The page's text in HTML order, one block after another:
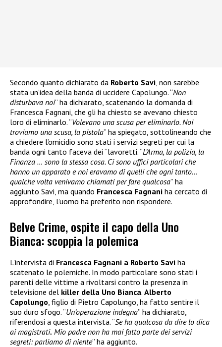
Secondo quanto dichiarato da Roberto Savi, non sarebbe
stata un’idea della banda di uccidere Capolungo. “Non
disturbava noi” ha dichiarato, scatenando la domanda di
Francesca Fagnani, che gli ha chiesto se avevano chiesto
loro di eliminarlo. “Volevano una scusa per eliminarlo. Noi
troviamo una scusa, la pistola” ha spiegato, sottolineando che
a chiedere l’omicidio sono stati i servizi segreti per cui la
banda ogni tanto faceva dei “lavoretti. “L’Arma, la polizia, la
Finanza … sono la stessa cosa. Ci sono uffici particolari che
hanno un apparato e noi eravamo di quelli che ogni tanto…
qualche volta venivamo chiamati per fare qualcosa” ha
aggiunto Savi, ma quando Francesca Fagnani ha cercato di
approfondire, l’uomo ha preferito non rispondere.
Belve Crime, ospite il capo della Uno
Bianca: scoppia la polemica
L’intervista di Francesca Fagnani a Roberto Savi ha
scatenato le polemiche. In modo particolare sono stati i
parenti delle vittime a rivoltarsi contro la presenza in
televisione del killer della Uno Bianca. Alberto
Capolungo , figlio di Pietro Capolungo, ha fatto sentire il
suo duro sfogo. “Un’operazione indegna” ha dichiarato,
riferendosi a questa intervista. “Se ha qualcosa da dire lo dica
ai magistrati. Mio padre non ha mai fatto parte dei servizi
segreti: parliamo di niente” ha aggiunto.